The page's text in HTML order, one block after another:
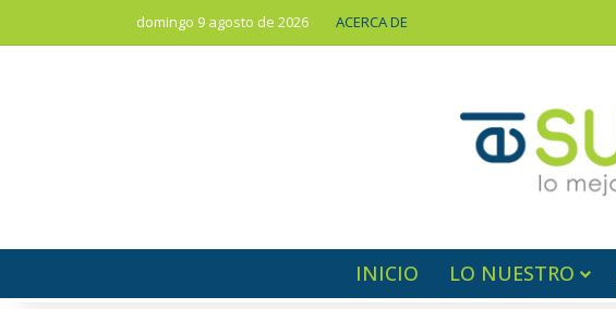
domingo 9 agosto de 2026 ACERCA DE
INICIO LO NUESTRO